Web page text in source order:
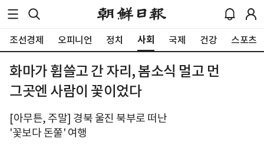
조선경제 오피니언 정치 사회 국제 건강 스포츠
화마가 휩쓸고 간 자리, 봄소식 멀고 먼
그곳엔 사람이 꽃이었다
[아무튼, 주말] 경북 울진 북부로 떠난
'꽃보다 돈쭐' 여행